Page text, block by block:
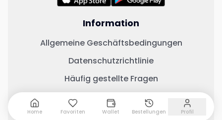
Information
Allgemeine Geschäftsbedingungen
Datenschutzrichtlinie
Häufig gestellte Fragen
Wichtige Links
Home Favoriten Wallet Bestellungen Profil